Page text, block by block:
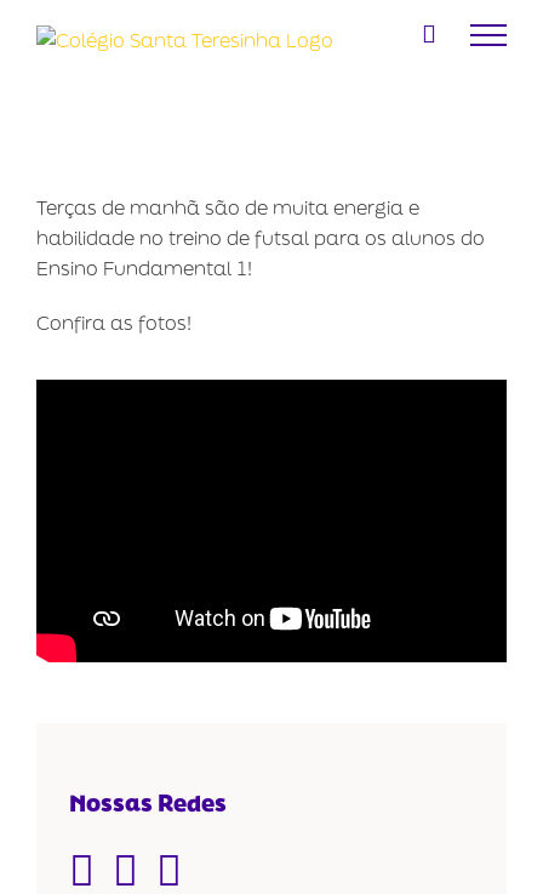
para
Terças de manhã são de muita energia e
habilidade no treino de futsal para os alunos do
Ensino Fundamental 1!
Confira as fotos!
Nossas Redes